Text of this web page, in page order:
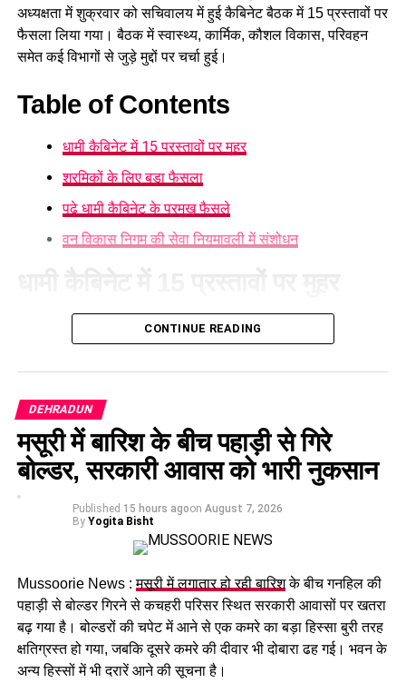
अध्यक्षता में शुक्रवार को सचिवालय में हुई कैबिनेट बैठक में 15 प्रस्तावों पर
फैसला लिया गया। बैठक में स्वास्थ्य, कार्मिक, कौशल विकास, परिवहन
समेत कई विभागों से जुड़े मुद्दों पर चर्चा हुई।
Table of Contents
धामी कैबिनेट में 15 प्रस्तावों पर मुहर
श्रमिकों के लिए बड़ा फैसला
पढ़े धामी कैबिनेट के प्रमुख फैसले
वन विकास निगम की सेवा नियमावली में संशोधन
आज हुई कैबिनेट की बैठक में 15 प्रस्तावों पर मुहर लगी है। कैबिनेट ने
गोपालन योजना में सामान्य वर्ग को भी शामिल करने का निर्णय लिया है।
श्रमिकों के लिए बड़ा फैसला
कैबिनेट नेउत्तराखंड मजदूरी संहिता नियमावलीको मंजूरी दी।
इसके तहत श्रमिकों को हर महीने की 7 तारीख तक वेतन देना
मजदूरी का प्रावधान भी किया गया है।
CONTINUE READING
DEHRADUN
मसूरी में बारिश के बीच पहाड़ी से गिरे
बोल्डर, सरकारी आवास को भारी नुकसान
Published 15 hours agoon August 7, 2026
By Yogita Bisht
Mussoorie News :मसूरी में लगातार हो रही बारिशके बीच गनहिल की
पहाड़ी से बोल्डर गिरने से कचहरी परिसर स्थित सरकारी आवासों पर खतरा
बढ़ गया है। बोल्डरों की चपेट में आने से एक कमरे का बड़ा हिस्सा बुरी तरह
क्षतिग्रस्त हो गया, जबकि दूसरे कमरे की दीवार भी दोबारा ढह गई। भवन के
अन्य हिस्सों में भी दरारें आने की सूचना है।